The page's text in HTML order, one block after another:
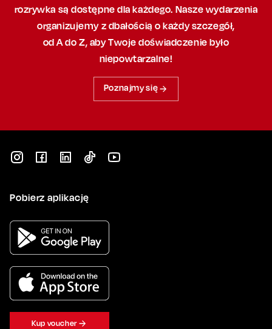
rozrywka są dostępne dla każdego. Nasze wydarzenia
organizujemy z dbałością o każdy szczegół,
od A do Z, abyTwoje doświadczenie było
niepowtarzalne!
Poznajmy się
Pobierz aplikację
Kup voucher